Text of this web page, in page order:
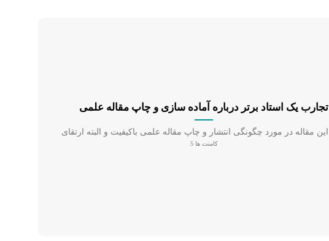
تجارب یک استاد برتر درباره آماده سازی و چاپ مقاله علمی
کامنت ها 5